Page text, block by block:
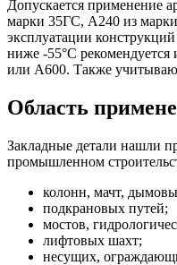
Допускается применение
марки 35ГС, А240 из
эксплуатации
ниже -55°С рекомендуется
или А600. Также
Область
Закладные детали нашли
промышленном
колонн, мачт,
подкрановых путей;
мостов,
лифтовых шахт;
несущих,